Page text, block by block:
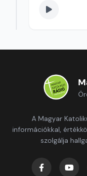
A Magyar
információkkal,
szolgálja